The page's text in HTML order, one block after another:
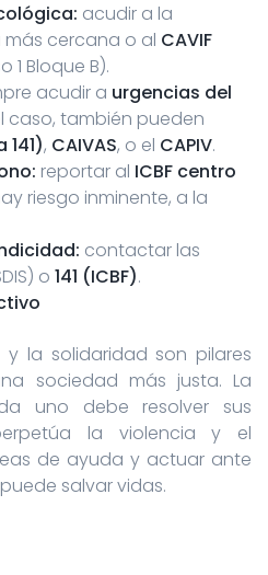
acudir a la
más cercana o al CAVIF
1 Bloque B).
acudir a urgencias del
caso, también pueden
141), CAIVAS, o el CAPIV.
reportar al ICBF centro
riesgo inminente, a la
contactar las
o 141 (ICBF).
la solidaridad son pilares
sociedad más justa. La
uno debe resolver sus
la violencia y el
de ayuda y actuar ante
salvar vidas.